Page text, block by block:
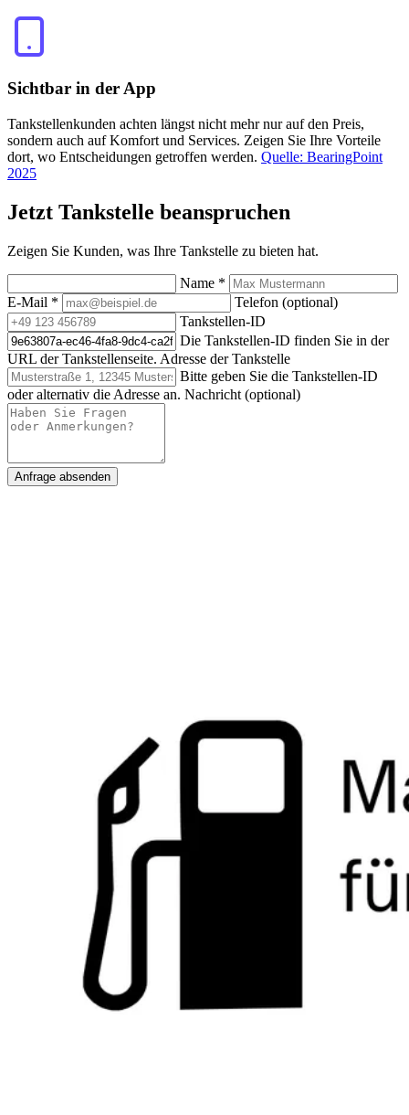
Sichtbar in der App
Tankstellenkunden achten längst nicht mehr nur auf den Preis,
sondern auch auf Komfort und Services. Zeigen Sie Ihre Vorteile
dort, wo Entscheidungen getroffen werden. Quelle: BearingPoint
2025
Jetzt Tankstelle beanspruchen
Zeigen Sie Kunden, was Ihre Tankstelle zu bieten hat.
Name *
E-Mail *
Telefon (optional)
Tankstellen-ID
Die Tankstellen-ID finden Sie in der
URL der Tankstellenseite. Adresse der Tankstelle
Bitte geben Sie die Tankstellen-ID
oder alternativ die Adresse an. Nachricht (optional)
Anfrage absenden